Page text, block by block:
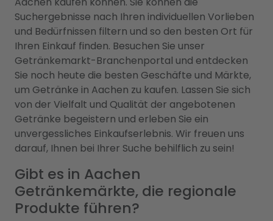
Suchergebnisse nach Ihren individuellen Vorlieben
und Bedürfnissen filtern und so den besten Ort für
Ihren Einkauf finden. Besuchen Sie unser
Getränkemarkt-Branchenportal und entdecken
Sie noch heute die besten Geschäfte und Märkte,
um Getränke in Aachen zu kaufen. Lassen Sie sich
von der Vielfalt und Qualität der angebotenen
Getränke begeistern und erleben Sie ein
unvergessliches Einkaufserlebnis. Wir freuen uns
darauf, Ihnen bei Ihrer Suche behilflich zu sein!
Gibt es in Aachen
Getränkemärkte, die regionale
Produkte führen?